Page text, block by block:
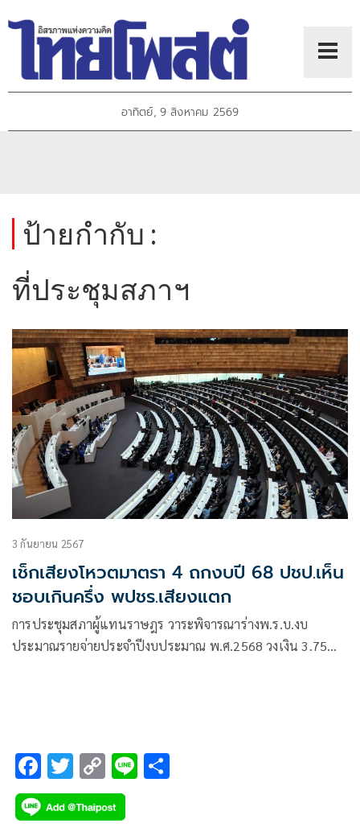
อาทิตย์, 9 สิงหาคม 2569
ป้ายกำกับ :
ที่ประชุมสภาฯ
3 กันยายน 2567
เช็กเสียงโหวตมาตรา 4 ถกงบปี 68 ปชป.เห็น
ชอบเกินครึ่ง พปชร.เสียงแตก
การประชุมสภาผู้แทนราษฎร วาระพิจารณาร่างพ.ร.บ.งบ
ประมาณรายจ่ายประจำปีงบประมาณ พ.ศ.2568 วงเงิน 3.75
F
ac
e
T
wi
tt
C
o
p
Li